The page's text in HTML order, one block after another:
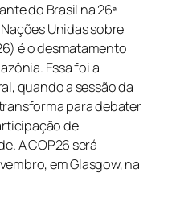
do Brasil na 26ª
Unidas sobre
é o desmatamento
Essa foi a
quando a sessão da
para debater
de
A COP26 será
em Glasgow, na